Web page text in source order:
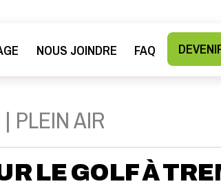
NOUS JOINDRE FAQ
PLEIN AIR
LE GOLF À